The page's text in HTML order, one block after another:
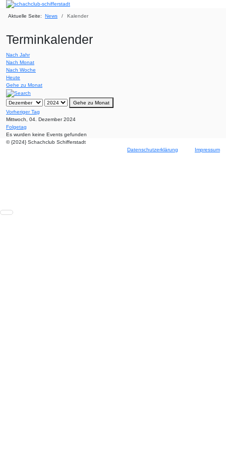
Aktuelle Seite: News Kalender
Terminkalender
Nach Jahr
Nach Monat
Nach Woche
Heute
Gehe zu Monat
Gehe zu Monat
Vorheriger Tag
Mittwoch, 04. Dezember 2024
Folgetag
Es wurden keine Events gefunden
© {2024} Schachclub Schifferstadt
Datenschutzerklärung
Impressum